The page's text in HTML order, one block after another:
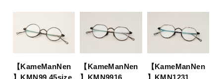
【KameManNen
】KMN99 45size
【KameManNen
】KMN9916
【KameManNen
】KMN1231